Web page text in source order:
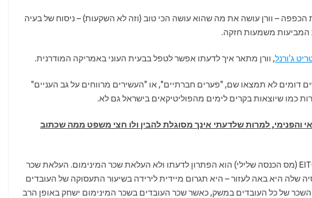
הכפפה – וורן עושה את מה שהוא עושה הכי טוב (וזה לא השקעות) – ניסוח של בעיה
המביעות משמעות חזקה.
, וורן מתאר איך לדעתו אפשר לטפל בבעית העוני באמריקה המודרנית.
דומים לא תמצאו שם, "פערים חברתיים", או "העשירים מרווחים על גב העניים"
כמו שיוצאות בקרים לימים מהפוליטיקאים בישראל גם לא.
והפנימי, למרות שלדעתי אינך מסוגלת להבין ולו חצי משפט ממה שכתוב
גם באסיפה וורן דיבר על זה – EITC (מס הכנסה שלילי) הוא הפתרון לדעתו ולא העלאת שכר המינימום. העלאת שכר
שלה היא באה לעזור – היא תגרום מיידית לירידה בשיעור התעסוקה של העובדים
השכר של כל העובדים במשק, כאשר שכר העובדים בשכר המינימום ישחק באופן הרב